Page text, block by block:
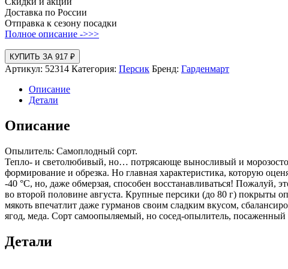
Доставка по России
Отправка к сезону посадки
Полное описание ->>>
КУПИТЬ ЗА 917 ₽
Артикул: 52314 Категория: Персик Бренд: Гарденмарт
Описание
Детали
Описание
Опылитель: Самоплодный сорт.
Тепло- и светолюбивый, но… потрясающе выносливый и
формирование и обрезка. Но главная характеристика, которую
-40 °С, но, даже обмерзая, способен восстанавливаться!
во второй половине августа. Крупные персики (до 80 г)
мякоть впечатлит даже гурманов своим сладким вкусом,
ягод, меда. Сорт самоопыляемый, но сосед-опылитель, посаженный
Детали